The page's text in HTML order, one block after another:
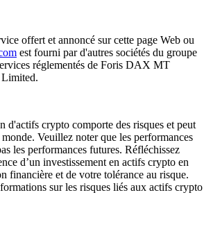
offert et annoncé sur cette page Web ou
est fourni par d'autres sociétés du groupe
réglementés de Foris DAX MT
d'actifs crypto comporte des risques et peut
Veuillez noter que les performances
les performances futures. Réfléchissez
d’un investissement en actifs crypto en
financière et de votre tolérance au risque.
sur les risques liés aux actifs crypto